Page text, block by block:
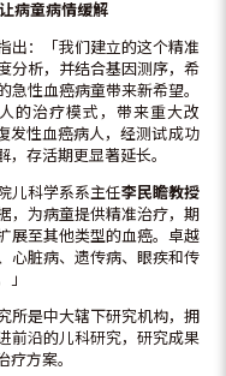
病童病情缓解
出：「我们建立的这个精准
分析，并结合基因测序，希
性血癌病童带来新希望。
的治疗模式，带来重大改
发性血癌病人，经测试成功
存活期更显著延长。
儿科学系系主任李民瞻教授
，为病童提供精准治疗，期
展至其他类型的血癌。卓越
心脏病、遗传病、眼疾和传
所是中大辖下研究机构，拥
前沿的儿科研究，研究成果
疗方案。